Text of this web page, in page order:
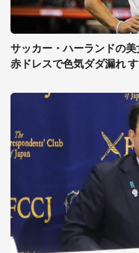
サッカー・ハーランドの
赤ドレスで色気ダダ漏れ